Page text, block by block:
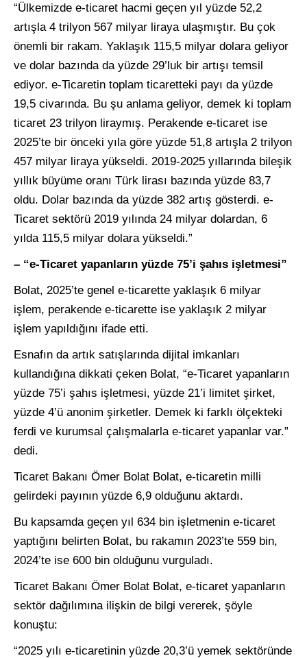
“Ülkemizde e-ticaret hacmi geçen yıl yüzde 52,2
artışla 4 trilyon 567 milyar liraya ulaşmıştır. Bu çok
önemli bir rakam. Yaklaşık 115,5 milyar dolara geliyor
ve dolar bazında da yüzde 29’luk bir artışı temsil
ediyor. e-Ticaretin toplam ticaretteki payı da yüzde
19,5 civarında. Bu şu anlama geliyor, demek ki toplam
ticaret 23 trilyon liraymış. Perakende e-ticaret ise
2025’te bir önceki yıla göre yüzde 51,8 artışla 2 trilyon
457 milyar liraya yükseldi. 2019-2025 yıllarında bileşik
yıllık büyüme oranı Türk lirası bazında yüzde 83,7
oldu. Dolar bazında da yüzde 382 artış gösterdi. e-
Ticaret sektörü 2019 yılında 24 milyar dolardan, 6
yılda 115,5 milyar dolara yükseldi.”
– “e-Ticaret yapanların yüzde 75’i şahıs işletmesi”
Bolat, 2025’te genel e-ticarette yaklaşık 6 milyar
işlem, perakende e-ticarette ise yaklaşık 2 milyar
işlem yapıldığını ifade etti.
Esnafın da artık satışlarında dijital imkanları
kullandığına dikkati çeken Bolat, “e-Ticaret yapanların
yüzde 75’i şahıs işletmesi, yüzde 21’i limitet şirket,
yüzde 4’ü anonim şirketler. Demek ki farklı ölçekteki
ferdi ve kurumsal çalışmalarla e-ticaret yapanlar var.”
dedi.
Ticaret Bakanı Ömer Bolat Bolat, e-ticaretin milli
gelirdeki payının yüzde 6,9 olduğunu aktardı.
Bu kapsamda geçen yıl 634 bin işletmenin e-ticaret
yaptığını belirten Bolat, bu rakamın 2023’te 559 bin,
2024’te ise 600 bin olduğunu vurguladı.
Ticaret Bakanı Ömer Bolat Bolat, e-ticaret yapanların
sektör dağılımına ilişkin de bilgi vererek, şöyle
konuştu:
“2025 yılı e-ticaretinin yüzde 20,3’ü yemek sektöründe